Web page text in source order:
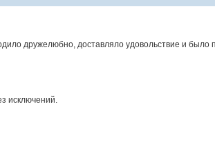
дружелюбно, доставляло удовольствие и было
исключений.